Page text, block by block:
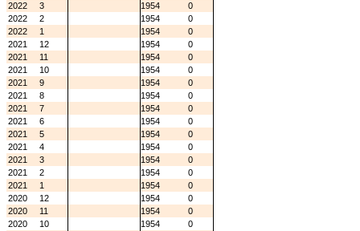
2022
3 1954
0
2022
2 1954
0
2022
1 1954
0
2021
12 1954
0
2021
11 1954
0
2021
10 1954
0
2021
9 1954
0
2021
8 1954
0
2021
7 1954
0
2021
6 1954
0
2021
5 1954
0
2021
4 1954
0
2021
3 1954
0
2021
2 1954
0
2021
1 1954
0
2020
12 1954
0
2020
11 1954
0
2020
10 1954
0